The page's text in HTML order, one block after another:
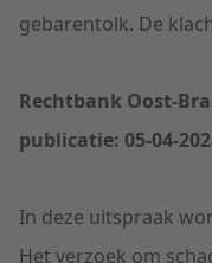
gebarentolk. De
Rechtbank Oost-
publicatie: 05-04-
In deze uitspraak
Het verzoek om